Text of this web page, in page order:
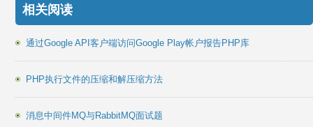
相关阅读
通过Google API客户端访问Google Play帐户报告PHP库
PHP执行文件的压缩和解压缩方法
消息中间件MQ与RabbitMQ面试题